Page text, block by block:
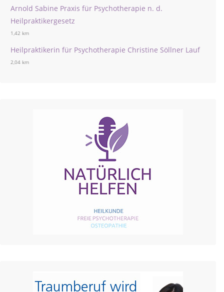
Arnold Sabine Praxis für Psychotherapie n. d.
Heilpraktikergesetz
1,42 km
Heilpraktikerin für Psychotherapie Christine Söllner Lauf
2,04 km